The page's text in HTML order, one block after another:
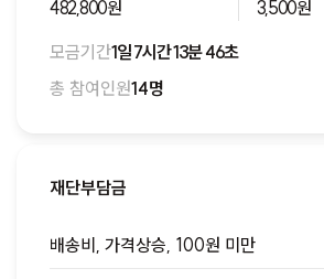
482,800원
3,500원
모금기간1일 7시간 13분 46초
총 참여인원14명
재단부담금
배송비, 가격상승, 100원 미만